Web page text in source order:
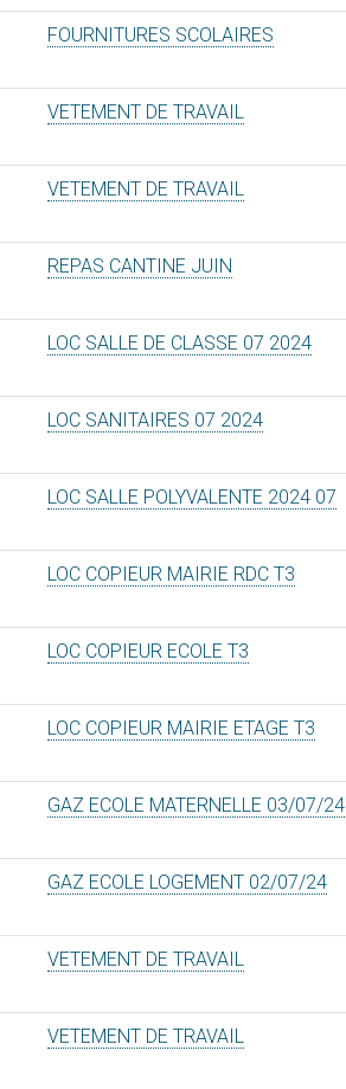
FOURNITURES SCOLAIRES
VETEMENT DE TRAVAIL
VETEMENT DE TRAVAIL
REPAS CANTINE JUIN
LOC SALLE DE CLASSE 07 2024
LOC SANITAIRES 07 2024
LOC SALLE POLYVALENTE 2024 07
LOC COPIEUR MAIRIE RDC T3
LOC COPIEUR ECOLE T3
LOC COPIEUR MAIRIE ETAGE T3
GAZ ECOLE MATERNELLE 03/07/24
GAZ ECOLE LOGEMENT 02/07/24
VETEMENT DE TRAVAIL
VETEMENT DE TRAVAIL